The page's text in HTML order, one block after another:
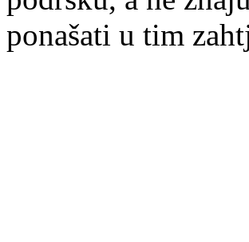
ponašati u tim